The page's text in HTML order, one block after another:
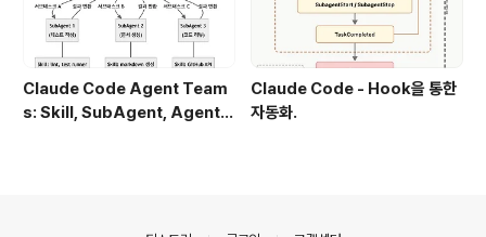
Claude Code Agent Team
s: Skill, SubAgent, Agent T
Claude Code - Hook을 통한
자동화.